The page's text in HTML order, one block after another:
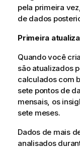
pela primeira
de dados
Primeira
Quando você
são atualizados
calculados com
sete pontos de
mensais, os
sete meses.
Dados de mais
analisados